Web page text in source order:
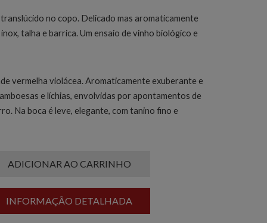
no copo. Delicado mas aromaticamente
talha e barrica. Um ensaio de vinho biológico e
vermelha violácea. Aromaticamente exuberante e
e líchias, envolvidas por apontamentos de
Na boca é leve, elegante, com tanino fino e
ADICIONAR AO CARRINHO
INFORMAÇÃO DETALHADA